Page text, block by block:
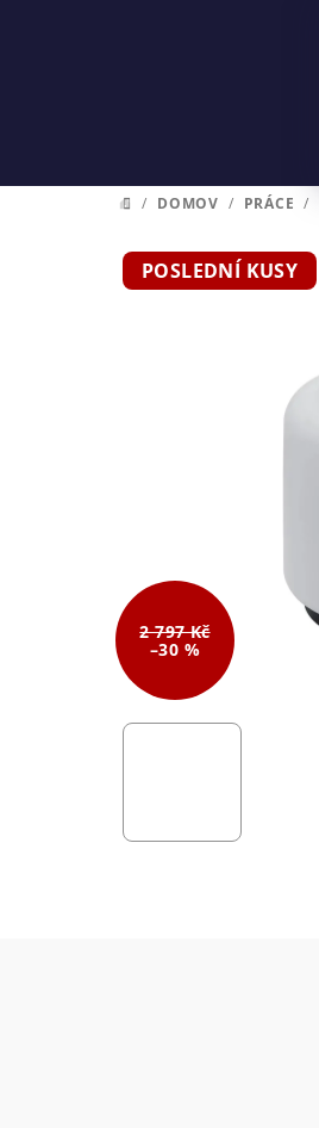
DOMŮ
/ DOMOV / PRÁCE /
POSLEDNÍ KUSY
2 797 Kč
–30 %